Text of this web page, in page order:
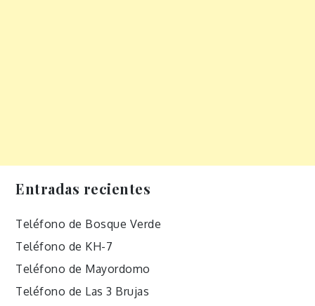
Entradas recientes
Teléfono de Bosque Verde
Teléfono de KH-7
Teléfono de Mayordomo
Teléfono de Las 3 Brujas